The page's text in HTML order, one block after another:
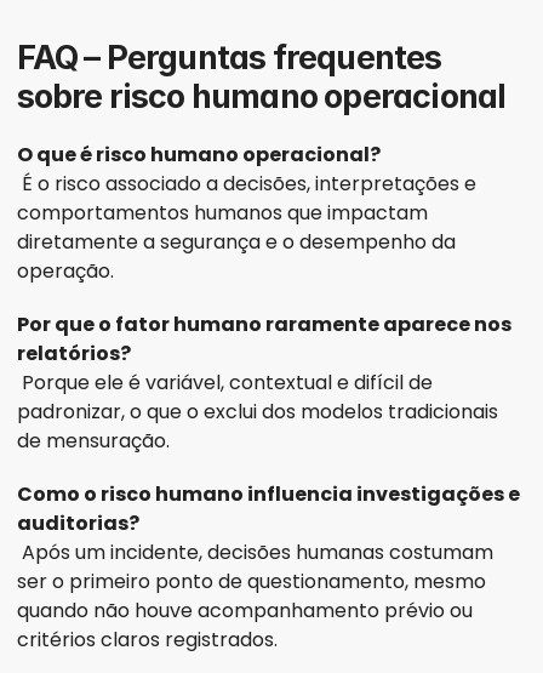
FAQ – Perguntas frequentes
sobre risco humano operacional
O que é risco humano operacional?
comportamentos humanos que impactam
diretamente a segurança e o desempenho da
operação.
Por que o fator humano raramente aparece nos
relatórios?
padronizar, o que o exclui dos modelos tradicionais
de mensuração.
Como o risco humano influencia investigações e
auditorias?
ser o primeiro ponto de questionamento, mesmo
quando não houve acompanhamento prévio ou
critérios claros registrados.